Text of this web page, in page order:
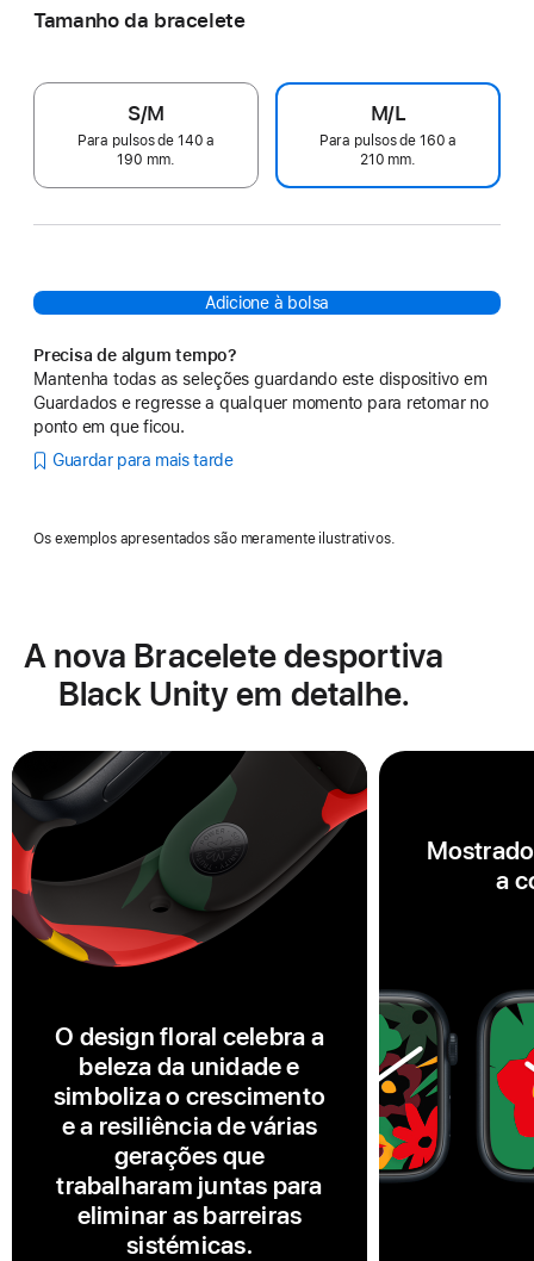
Tamanho da bracelete
S/M
Para pulsos de 140 a
190 mm.
M/L
Para pulsos de 160 a
210 mm.
Adicione à bolsa
Precisa de algum tempo?
Mantenha todas as seleções guardando este dispositivo em
Guardados e regresse a qualquer momento para retomar no
ponto em que ficou.
Guardar para mais tarde
Os exemplos apresentados são meramente ilustrativos.
A nova Bracelete desportiva
Black Unity em detalhe.
O design floral celebra a
beleza da unidade e
simboliza o crescimento
e a resiliência de várias
gerações que
trabalharam juntas para
eliminar as barreiras
sistémicas.
a